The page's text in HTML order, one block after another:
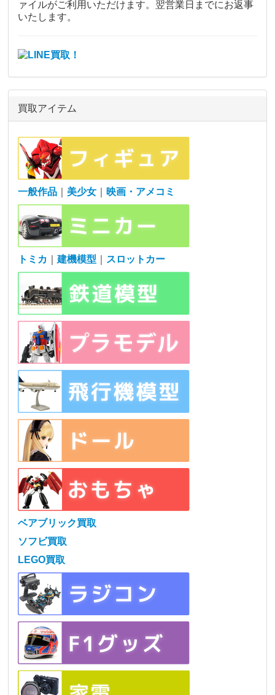
ァイルがご利用いただけます。翌営業日までにお返事
いたします。
買取アイテム
一般作品 美少女 映画・アメコミ
トミカ ｜建機模型 スロットカー
ベアブリック買取
ソフビ買取
LEGO買取